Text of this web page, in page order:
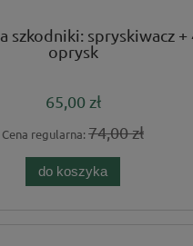
szkodniki: spryskiwacz +
oprysk
65,00 zł
Cena regularna: 74,00 zł
do koszyka